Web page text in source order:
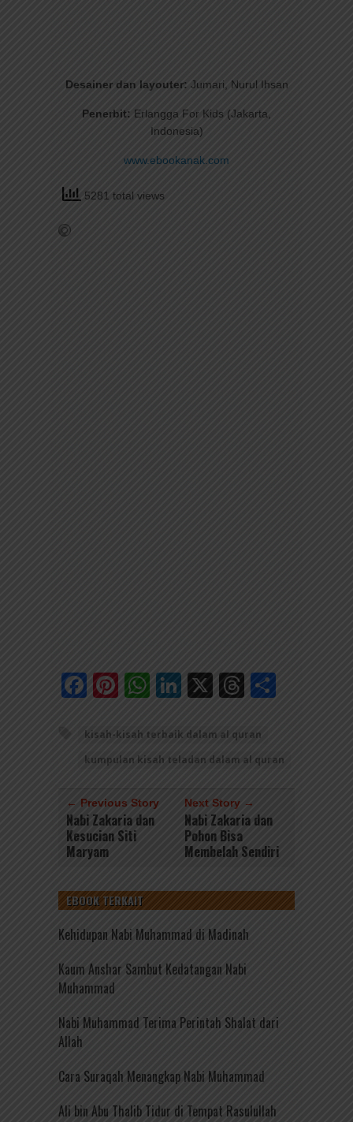
Desainer dan layouter: Jumari, Nurul Ihsan
Penerbit: Erlangga For Kids (Jakarta,
Indonesia)
www.ebookanak.com
5281 total views
Facebook
Pinterest
WhatsApp
LinkedIn
X Threads
kisah-kisah terbaik dalam al quran
kumpulan kisah teladan dalam al quran
← Previous Story
Nabi Zakaria dan
Kesucian Siti
Maryam
Next Story →
Nabi Zakaria dan
Pohon Bisa
Membelah Sendiri
EBOOK TERKAIT
Kehidupan Nabi Muhammad di Madinah
Kaum Anshar Sambut Kedatangan Nabi
Muhammad
Nabi Muhammad Terima Perintah Shalat dari
Allah
Cara Suraqah Menangkap Nabi Muhammad
Ali bin Abu Thalib Tidur di Tempat Rasulullah